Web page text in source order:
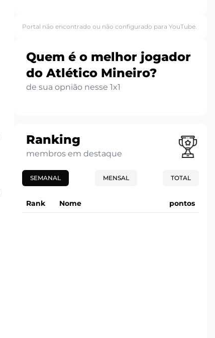
Portal não encontrado ou não configurado para YouTube.
Quem é o melhor jogador
do Atlético Mineiro?
de sua opnião nesse 1x1
Ranking
membros em destaque
SEMANAL MENSAL TOTAL
Rank Nome pontos